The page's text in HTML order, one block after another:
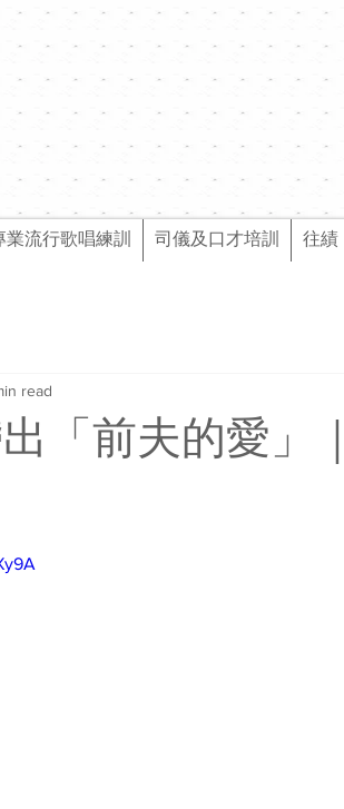
業流行歌唱練訓 司儀及口才培訓 往績
「前夫的愛」｜
read